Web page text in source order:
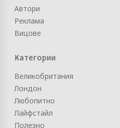
Автори
Реклама
Вицове
Категории
Великобритания
Лондон
Любопитно
Лайфстайл
Полезно